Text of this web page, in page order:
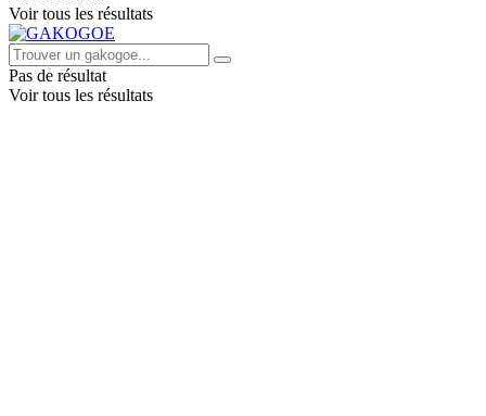
Voir tous les résultats
Pas de résultat
Voir tous les résultats